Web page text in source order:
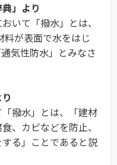
」より
いて「撥水」とは、
料が表面で水をはじ
気性防水」とみなさ
「撥水」とは、「建材
、カビなどを防止、
る」ことであると説